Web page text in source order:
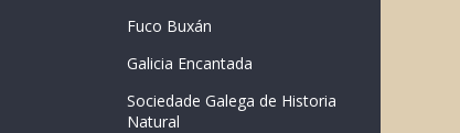
Fuco Buxán
Galicia Encantada
Sociedade Galega de Historia
Natural